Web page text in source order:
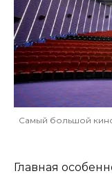
Самый большой
Главная